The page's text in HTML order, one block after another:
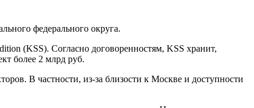
федерального округа.
(KSS). Согласно договоренностям, KSS хранит,
более 2 млрд руб.
В частности, из-за близости к Москве и доступности